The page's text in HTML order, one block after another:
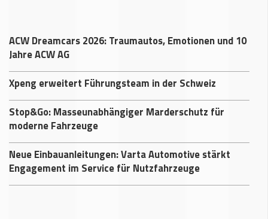
ACW Dreamcars 2026: Traumautos, Emotionen und 10
Jahre ACW AG
Xpeng erweitert Führungsteam in der Schweiz
Stop&Go: Masseunabhängiger Marderschutz für
moderne Fahrzeuge
Neue Einbauanleitungen: Varta Automotive stärkt
Engagement im Service für Nutzfahrzeuge